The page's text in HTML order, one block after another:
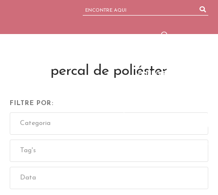
Quem somos
QUERO REVENDER
percal de poliéster
FILTRE POR: